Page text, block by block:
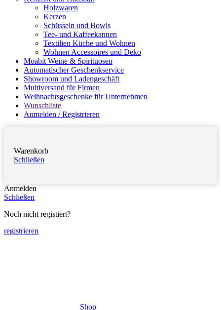
Holzwaren
Kerzen
Schüsseln und Bowls
Tee- und Kaffeekannen
Textilien Küche und Wohnen
Wohnen Accessoires und Deko
Moabit Weine & Spirituosen
Automatischer Geschenkservice
Showroom und Ladengeschäft
Multiversand für Firmen
Weihnachtsgeschenke für Unternehmen
Wunschliste
Anmelden / Registrieren
Warenkorb
Schließen
Anmelden
Schließen
Noch nicht registiert?
registrieren
Shop